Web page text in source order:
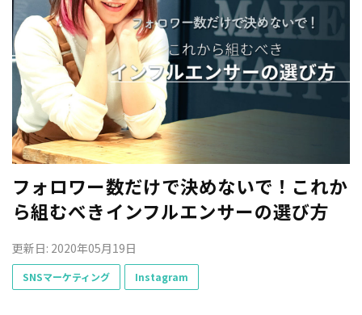
フォロワー数だけで決めないで！これか
ら組むべきインフルエンサーの選び方
更新日: 2020年05月19日
SNSマーケティング Instagram